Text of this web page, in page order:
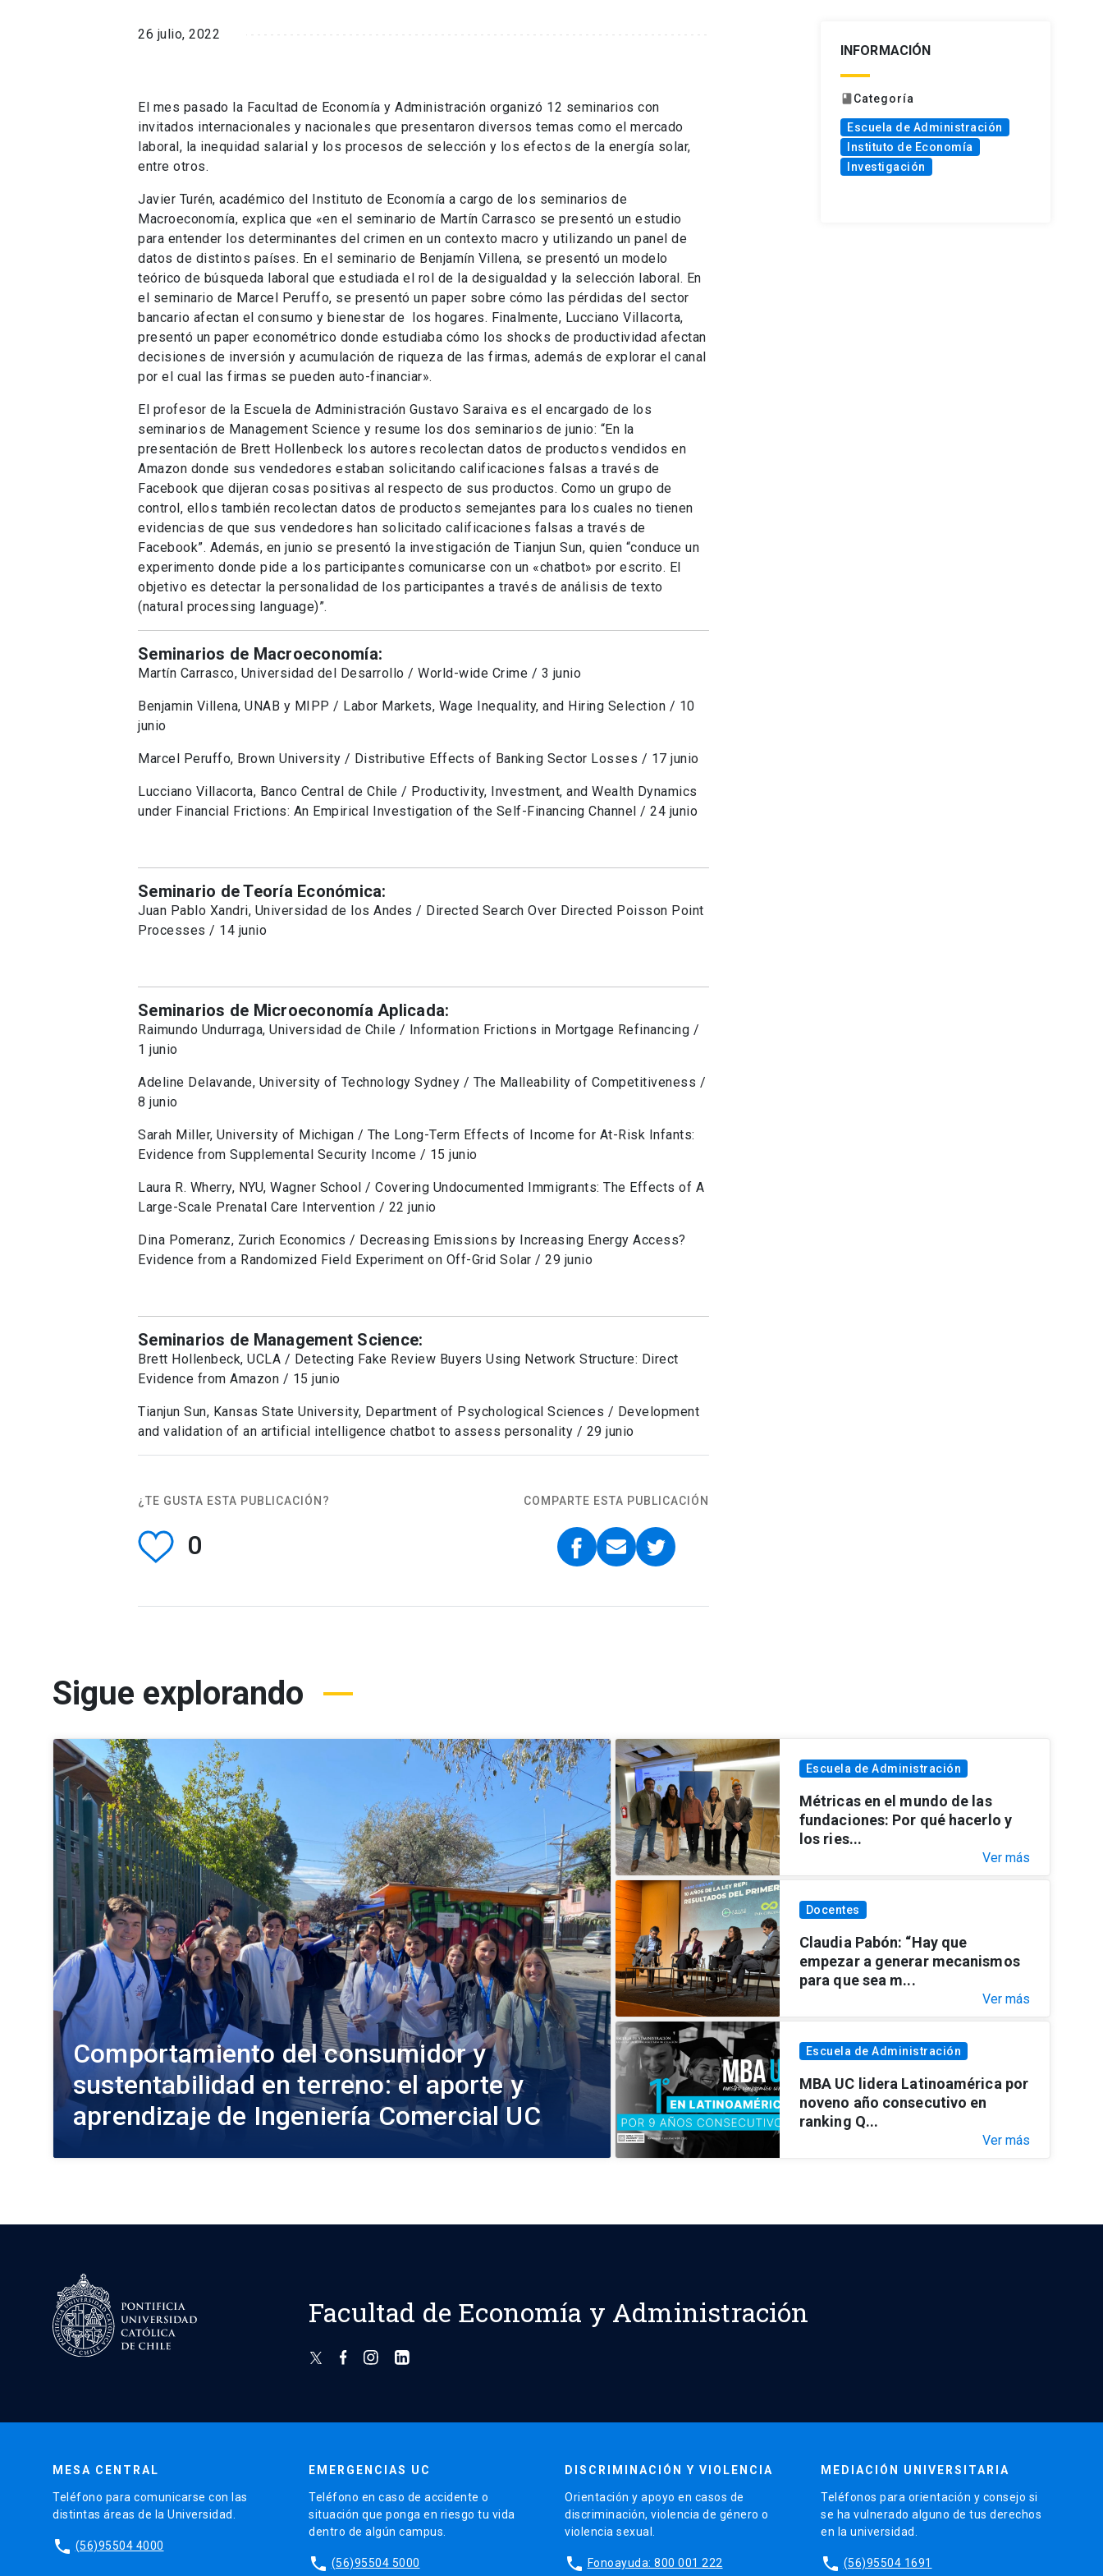
26 julio, 2022
El mes pasado la Facultad de Economía y Administración organizó 12 seminarios con
invitados internacionales y nacionales que presentaron diversos temas como el mercado
laboral, la inequidad salarial y los procesos de selección y los efectos de la energía solar,
entre otros.
Javier Turén, académico del Instituto de Economía a cargo de los seminarios de
Macroeconomía, explica que «en el seminario de Martín Carrasco se presentó un estudio
para entender los determinantes del crimen en un contexto macro y utilizando un panel de
datos de distintos países. En el seminario de Benjamín Villena, se presentó un modelo
teórico de búsqueda laboral que estudiada el rol de la desigualdad y la selección laboral. En
el seminario de Marcel Peruffo, se presentó un paper sobre cómo las pérdidas del sector
bancario afectan el consumo y bienestar de los hogares. Finalmente, Lucciano Villacorta,
presentó un paper econométrico donde estudiaba cómo los shocks de productividad afectan
decisiones de inversión y acumulación de riqueza de las firmas, además de explorar el canal
por el cual las firmas se pueden auto-financiar».
El profesor de la Escuela de Administración Gustavo Saraiva es el encargado de los
seminarios de Management Science y resume los dos seminarios de junio: “En la
presentación de Brett Hollenbeck los autores recolectan datos de productos vendidos en
Amazon donde sus vendedores estaban solicitando calificaciones falsas a través de
Facebook que dijeran cosas positivas al respecto de sus productos. Como un grupo de
control, ellos también recolectan datos de productos semejantes para los cuales no tienen
evidencias de que sus vendedores han solicitado calificaciones falsas a través de
Facebook”. Además, en junio se presentó la investigación de Tianjun Sun, quien “conduce un
experimento donde pide a los participantes comunicarse con un «chatbot» por escrito. El
objetivo es detectar la personalidad de los participantes a través de análisis de texto
(natural processing language)”.
Seminarios de Macroeconomía:
Martín Carrasco, Universidad del Desarrollo / World-wide Crime / 3 junio
Benjamin Villena, UNAB y MIPP / Labor Markets, Wage Inequality, and Hiring Selection / 10
junio
Marcel Peruffo, Brown University / Distributive Effects of Banking Sector Losses / 17 junio
Lucciano Villacorta, Banco Central de Chile / Productivity, Investment, and Wealth Dynamics
under Financial Frictions: An Empirical Investigation of the Self-Financing Channel / 24 junio
Seminario de Teoría Económica:
Juan Pablo Xandri, Universidad de los Andes / Directed Search Over Directed Poisson Point
Processes / 14 junio
Seminarios de Microeconomía Aplicada:
Raimundo Undurraga, Universidad de Chile / Information Frictions in Mortgage Refinancing /
1 junio
Adeline Delavande, University of Technology Sydney / The Malleability of Competitiveness /
8 junio
Sarah Miller, University of Michigan / The Long-Term Effects of Income for At-Risk Infants:
Evidence from Supplemental Security Income / 15 junio
Laura R. Wherry, NYU, Wagner School / Covering Undocumented Immigrants: The Effects of A
Large-Scale Prenatal Care Intervention / 22 junio
Dina Pomeranz, Zurich Economics / Decreasing Emissions by Increasing Energy Access?
Evidence from a Randomized Field Experiment on Off-Grid Solar / 29 junio
Seminarios de Management Science:
Brett Hollenbeck, UCLA / Detecting Fake Review Buyers Using Network Structure: Direct
Evidence from Amazon / 15 junio
Tianjun Sun, Kansas State University, Department of Psychological Sciences / Development
and validation of an artificial intelligence chatbot to assess personality / 29 junio
¿TE GUSTA ESTA PUBLICACIÓN?
0
COMPARTE ESTA PUBLICACIÓN
INFORMACIÓN
book Categoría
Escuela de Administración
Instituto de Economía
Investigación
Sigue explorando
Comportamiento del consumidor y
sustentabilidad en terreno: el aporte y
aprendizaje de Ingeniería Comercial UC
Escuela de Administración
Métricas en el mundo de las
fundaciones: Por qué hacerlo y
los ries...
Ver más
Docentes
Claudia Pabón: “Hay que
empezar a generar mecanismos
para que sea m...
Ver más
Escuela de Administración
MBA UC lidera Latinoamérica por
noveno año consecutivo en
ranking Q...
Ver más
Facultad de Economía y Administración
MESA CENTRAL
Teléfono para comunicarse con las
distintas áreas de la Universidad.
phone (56)95504 4000
EMERGENCIAS UC
Teléfono en caso de accidente o
situación que ponga en riesgo tu vida
dentro de algún campus.
phone (56)95504 5000
DISCRIMINACIÓN Y VIOLENCIA
Orientación y apoyo en casos de
discriminación, violencia de género o
violencia sexual.
phone Fonoayuda: 800 001 222
MEDIACIÓN UNIVERSITARIA
Teléfonos para orientación y consejo si
se ha vulnerado alguno de tus derechos
en la universidad.
phone (56)95504 1691